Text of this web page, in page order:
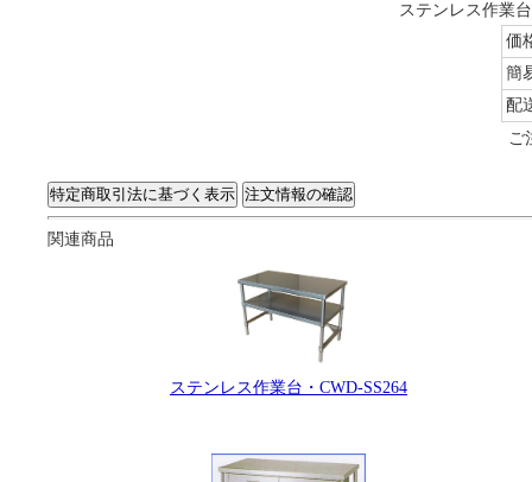
ステンレス作業
価
簡
配
ご
関連商品
ステンレス作業台・CWD-SS264